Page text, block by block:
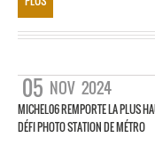
05 NOV 2024
MICHEL06 REMPORTE LA PLUS
DÉFI PHOTO STATION DE MÉTRO